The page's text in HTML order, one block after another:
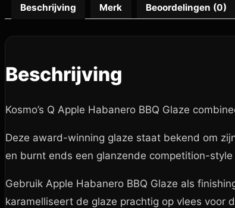
Beschrijving Merk Beoordelingen (0)
Beschrijving
Kosmo’s Q Apple Habanero BBQ Glaze
Deze award-winning glaze staat bekend om
en burnt ends een glanzende competition-
Gebruik Apple Habanero BBQ Glaze als
karamelliseert de glaze prachtig op vlees voor